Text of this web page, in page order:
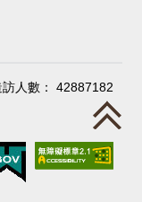
訪人數： 42887182